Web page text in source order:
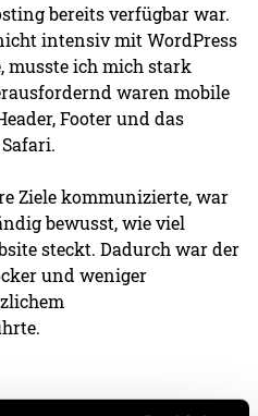
bereits verfügbar war.
intensiv mit WordPress
musste ich mich stark
waren mobile
Footer und das
Ziele kommunizierte, war
bewusst, wie viel
steckt. Dadurch war der
und weniger